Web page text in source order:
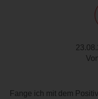
Fange ich mit dem